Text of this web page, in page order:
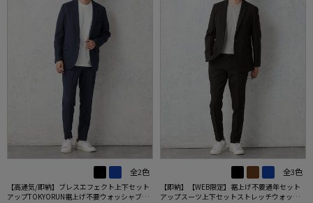
全2色
【高通気/即納】ブレスエフェクト上下セット
アップTOKYORUN裾上げ不要ウォッシャブル
全3色
【即納】【WEB限定】裾上げ不要通年セット
アップスーツ上下セットストレッチウォッシ